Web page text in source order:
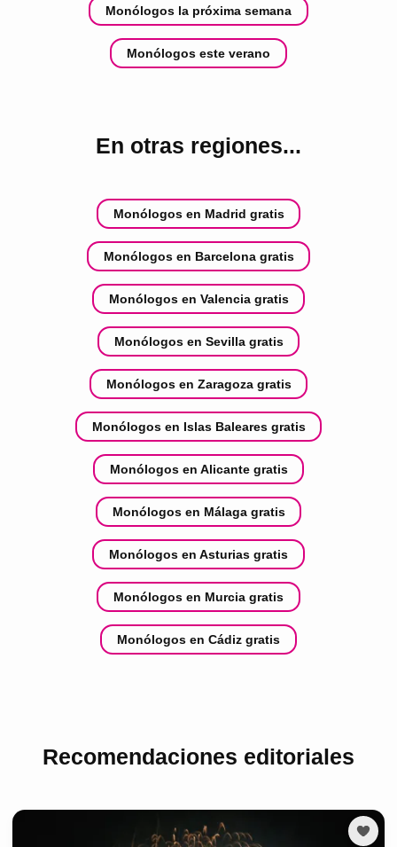
Monólogos la próxima semana
Monólogos este verano
En otras regiones...
Monólogos en Madrid gratis
Monólogos en Barcelona gratis
Monólogos en Valencia gratis
Monólogos en Sevilla gratis
Monólogos en Zaragoza gratis
Monólogos en Islas Baleares gratis
Monólogos en Alicante gratis
Monólogos en Málaga gratis
Monólogos en Asturias gratis
Monólogos en Murcia gratis
Monólogos en Cádiz gratis
Recomendaciones editoriales